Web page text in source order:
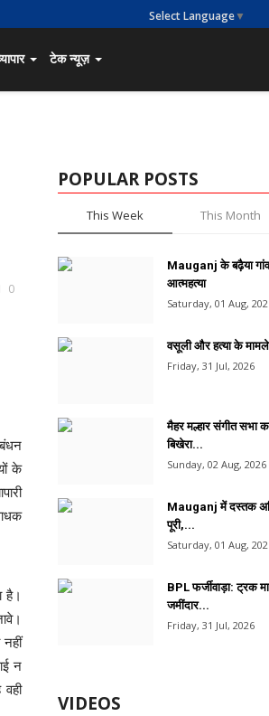
Select Language▼
टेक न्यूज़
0
के
है।
न
POPULAR POSTS
This Week This Month
Mauganj के बढ़ैया
आत्महत्या
Saturday, 01 Aug,
वसूली और हत्या के
Friday, 31 Jul, 2026
मैहर मल्हार संगीत सभा
बिखेरा...
Sunday, 02 Aug, 2026
Mauganj में दस्तक
पूरी,...
Saturday, 01 Aug,
BPL फर्जीवाड़ा: ट्रक
जमींदार...
Friday, 31 Jul, 2026
VIDEOS